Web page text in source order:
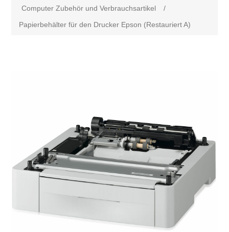
Computer Zubehör und Verbrauchsartikel
/
Papierbehälter für den Drucker Epson (Restauriert A)